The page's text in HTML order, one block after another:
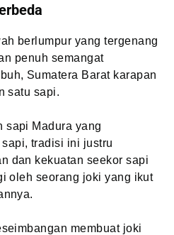
berlumpur yang tergenang
penuh semangat
Sumatera Barat karapan
satu sapi.
sapi Madura yang
tradisi ini justru
dan kekuatan seekor sapi
oleh seorang joki yang ikut
membuat joki